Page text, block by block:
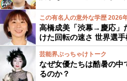
この有名人の意外な学歴 2026
高橋成美「渋幕→慶応」
けた回転の速さ 世界選
芸能界ぶっちゃけトーク
なぜ女優たちは酷暑の中
るのか？